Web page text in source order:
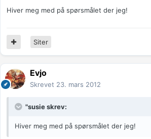
Hiver meg med på spørsmålet der jeg!
Siter
Evjo
Skrevet 23. mars 2012
"susie skrev:
Hiver meg med på spørsmålet der jeg!